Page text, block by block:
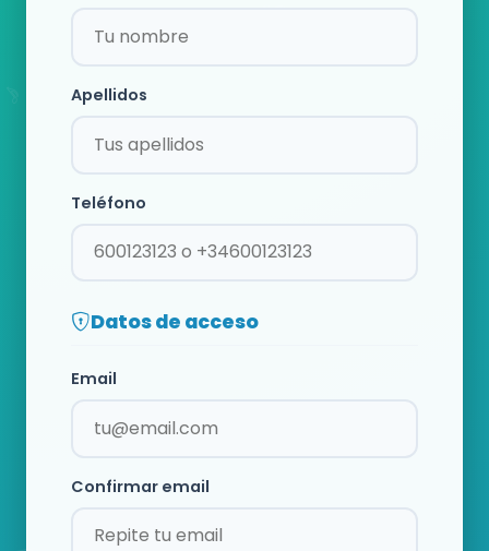
Apellidos
Teléfono
Datos de acceso
Email
Confirmar email